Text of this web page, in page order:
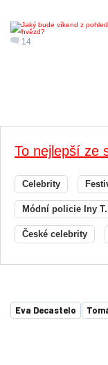
14
To nejlepší ze
Celebrity
Módní policie Iny T.
České celebrity
Eva Decastelo